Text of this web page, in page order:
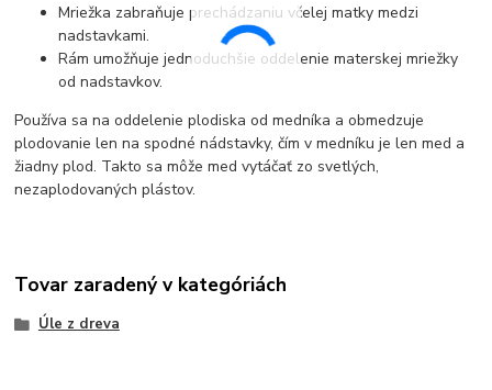
Mriežka zabraňuje prechádzaniu včelej matky medzi
nadstavkami.
Rám umožňuje jednoduchšie oddelenie materskej mriežky
od nadstavkov.
Používa sa na oddelenie plodiska od medníka a obmedzuje
plodovanie len na spodné nádstavky, čím v medníku je len med a
žiadny plod. Takto sa môže med vytáčať zo svetlých,
nezaplodovaných plástov.
Tovar zaradený v kategóriách
Úle z dreva